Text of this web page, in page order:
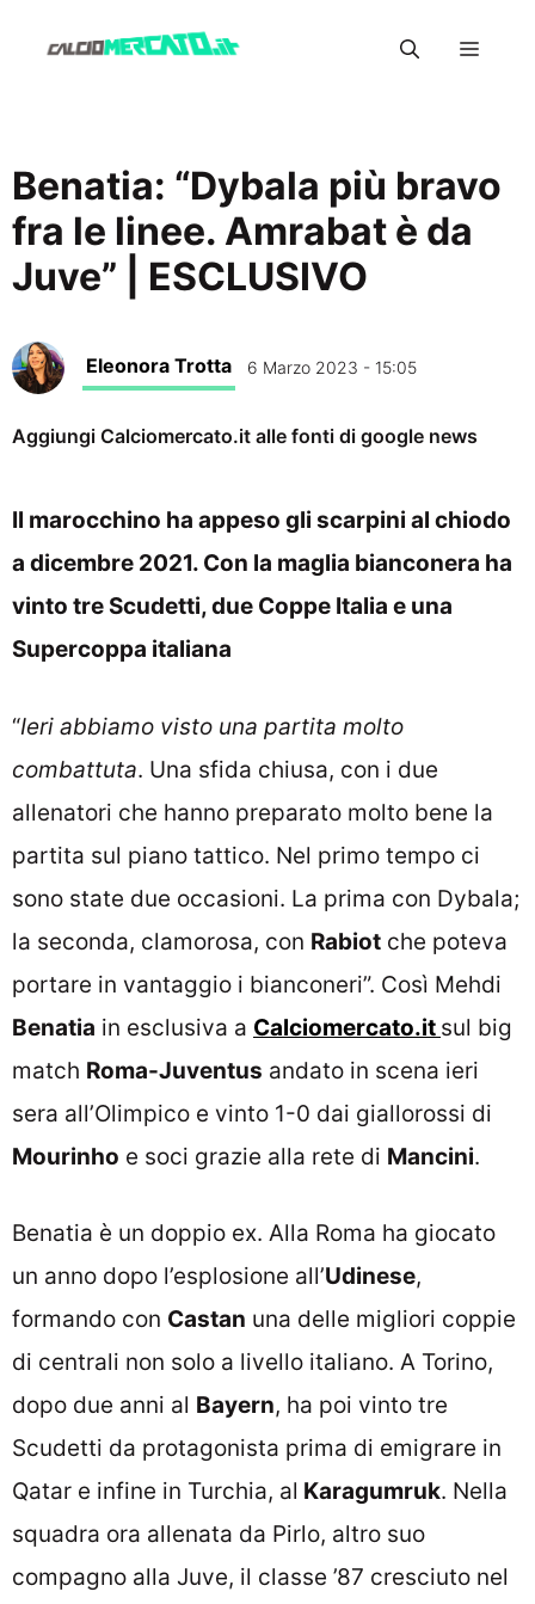
Menu
Benatia: “Dybala più bravo
fra le linee. Amrabat è da
Juve” | ESCLUSIVO
Eleonora Trotta 6 Marzo 2023 - 15:05
Aggiungi Calciomercato.it alle fonti di google news
Il marocchino ha appeso gli scarpini al chiodo
a dicembre 2021. Con la maglia bianconera ha
vinto tre Scudetti, due Coppe Italia e una
Supercoppa italiana
“Ieri abbiamo visto una partita molto
combattuta. Una sfida chiusa, con i due
allenatori che hanno preparato molto bene la
partita sul piano tattico. Nel primo tempo ci
sono state due occasioni. La prima con Dybala;
la seconda, clamorosa, con Rabiot che poteva
portare in vantaggio i bianconeri”. Così Mehdi
Benatia in esclusiva a Calciomercato.it sul big
match Roma-Juventus andato in scena ieri
sera all’Olimpico e vinto 1-0 dai giallorossi di
Mourinho e soci grazie alla rete di Mancini.
Benatia è un doppio ex. Alla Roma ha giocato
un anno dopo l’esplosione all’Udinese,
formando con Castan una delle migliori coppie
di centrali non solo a livello italiano. A Torino,
dopo due anni al Bayern, ha poi vinto tre
Scudetti da protagonista prima di emigrare in
Qatar e infine in Turchia, al Karagumruk. Nella
squadra ora allenata da Pirlo, altro suo
compagno alla Juve, il classe ’87 cresciuto nel